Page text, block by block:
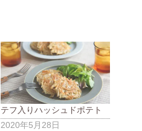
テフ入りハッシュドポテト
2020年5月28日